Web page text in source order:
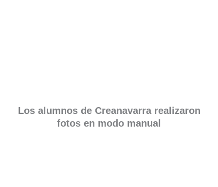
Los alumnos de Creanavarra realizaron
fotos en modo manual